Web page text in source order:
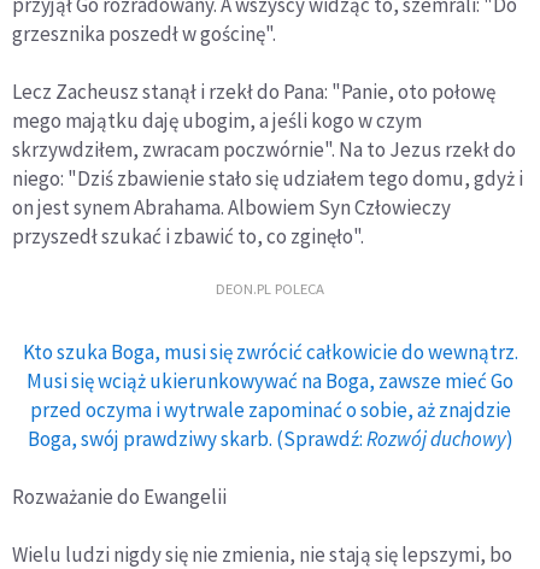
grzesznika poszedł w gościnę".
Lecz Zacheusz stanął i rzekł do Pana: "Panie, oto połowę
mego majątku daję ubogim, a jeśli kogo w czym
skrzywdziłem, zwracam poczwórnie". Na to Jezus rzekł do
niego: "Dziś zbawienie stało się udziałem tego domu, gdyż i
on jest synem Abrahama. Albowiem Syn Człowieczy
przyszedł szukać i zbawić to, co zginęło".
DEON.PL POLECA
Kto szuka Boga, musi się zwrócić całkowicie do wewnątrz.
Musi się wciąż ukierunkowywać na Boga, zawsze mieć Go
przed oczyma i wytrwale zapominać o sobie, aż znajdzie
Boga, swój prawdziwy skarb. (Sprawdź:Rozwój duchowy)
Rozważanie do Ewangelii
Wielu ludzi nigdy się nie zmienia, nie stają się lepszymi, bo